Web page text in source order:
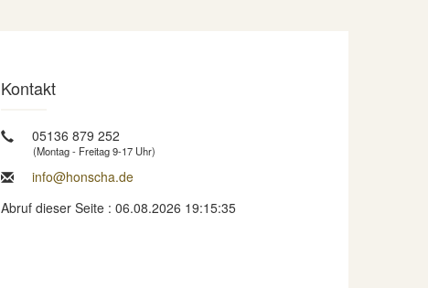
Kontakt
05136 879 252
(Montag - Freitag 9-17 Uhr)
info@honscha.de
Abruf dieser Seite : 06.08.2026 19:15:35